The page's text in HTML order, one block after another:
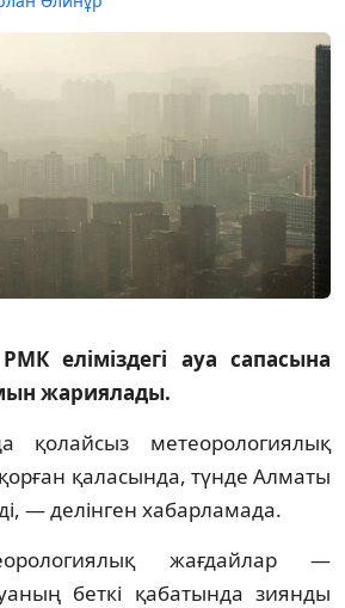
еліміздегі ауа сапасына
жариялады.
метеорологиялық
қаласында, түнде Алматы
— делінген хабарламада.
жағдайлар —
беткі қабатында зиянды